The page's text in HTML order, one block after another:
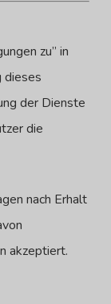
zu” in
dieses
der Dienste
die
nach Erhalt
akzeptiert.